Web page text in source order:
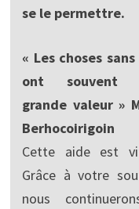
se le permettre.
« Les choses
ont souvent
grande valeur »
Berhocoirigoin
Cette aide est
Grâce à votre
nous